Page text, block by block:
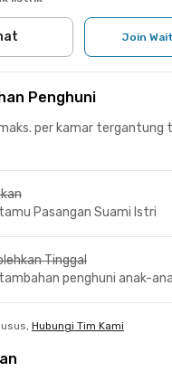
Join
Penghuni
per kamar tergantung
Pasangan Suami Istri
Tinggal
penghuni anak-
Hubungi Tim Kami